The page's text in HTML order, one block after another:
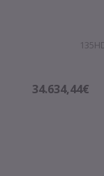
34.634,44€